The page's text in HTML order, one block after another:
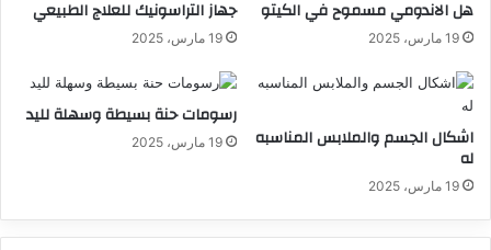
هل الاندومي مسموح في الكيتو
19 مارس، 2025
جهاز التراسونيك للعلاج الطبيعي
19 مارس، 2025
اشكال الجسم والملابس المناسبه
له
19 مارس، 2025
رسومات حنة بسيطة وسهلة لليد
19 مارس، 2025